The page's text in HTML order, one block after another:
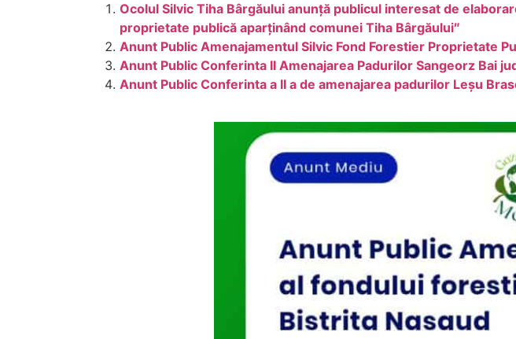
Ocolul Silvic Tiha Bârgăului anunţă publicul interesat de
proprietate publică aparținând comunei Tiha Bârgăului″
Anunt Public Amenajamentul Silvic Fond Forestier Proprietate
Anunt Public Conferinta II Amenajarea Padurilor Sangeorz Bai
Anunt Public Conferinta a II a de amenajarea padurilor Leșu